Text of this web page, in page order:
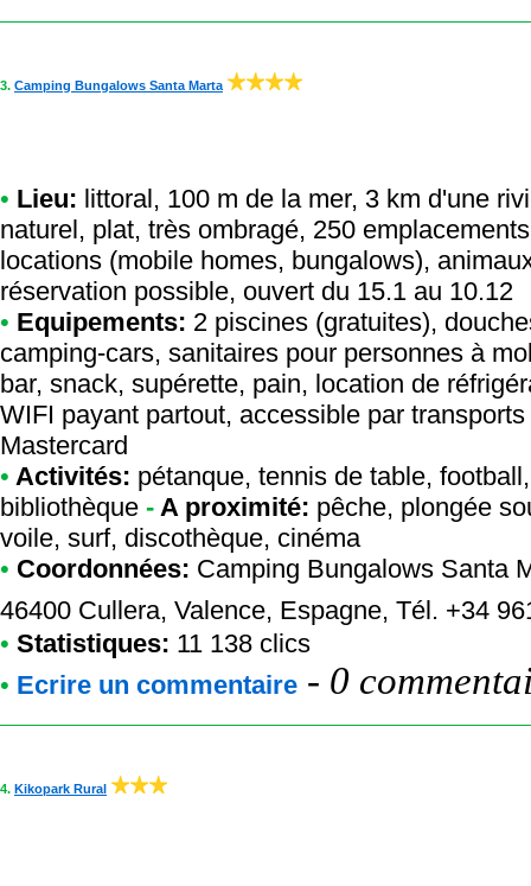
3. Camping Bungalows Santa Marta
• Lieu: littoral, 100 m de la mer, 3 km d'une
naturel, plat, très ombragé, 250
locations (mobile homes, bungalows),
réservation possible, ouvert du 15.1 au 10.12
• Equipements: 2 piscines (gratuites),
camping-cars, sanitaires pour personnes à
bar, snack, supérette, pain, location de
WIFI payant partout, accessible par
Mastercard
• Activités: pétanque, tennis de table,
bibliothèque - A proximité: pêche, plongée
voile, surf, discothèque, cinéma
• Coordonnées: Camping Bungalows Santa
46400 Cullera, Valence, Espagne, Tél. +34
• Statistiques: 11 138 clics
• Ecrire un commentaire - 0
4. Kikopark Rural